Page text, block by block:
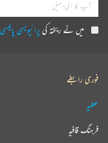
میں نے ریختہ کی پرائیویسی پالیسی
فوری رابطے
عطیہ
فرہنگ قافیہ